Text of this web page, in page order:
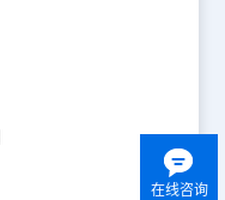
在线咨询